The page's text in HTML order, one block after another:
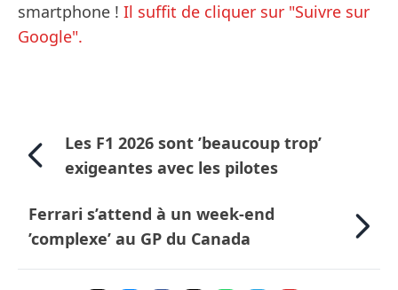
smartphone ! Il suffit de cliquer sur "Suivre sur
Google".
Les F1 2026 sont ’beaucoup trop’
exigeantes avec les pilotes
Ferrari s’attend à un week-end
’complexe’ au GP du Canada